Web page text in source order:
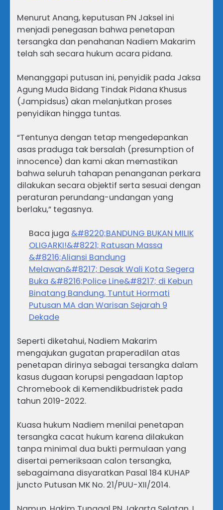
Menurut Anang, keputusan PN Jaksel ini
menjadi penegasan bahwa penetapan
tersangka dan penahanan Nadiem Makarim
telah sah secara hukum acara pidana.
Menanggapi putusan ini, penyidik pada Jaksa
Agung Muda Bidang Tindak Pidana Khusus
(Jampidsus) akan melanjutkan proses
penyidikan hingga tuntas.
“Tentunya dengan tetap mengedepankan
asas praduga tak bersalah (presumption of
innocence) dan kami akan memastikan
bahwa seluruh tahapan penanganan perkara
dilakukan secara objektif serta sesuai dengan
peraturan perundang-undangan yang
berlaku,” tegasnya.
Baca juga &#8220;BANDUNG BUKAN MILIK
OLIGARKI!&#8221; Ratusan Massa
&#8216;Aliansi Bandung
Melawan&#8217; Desak Wali Kota Segera
Buka &#8216;Police Line&#8217; di Kebun
Binatang Bandung, Tuntut Hormati
Putusan MA dan Warisan Sejarah 9
Dekade
Seperti diketahui, Nadiem Makarim
mengajukan gugatan praperadilan atas
penetapan dirinya sebagai tersangka dalam
kasus dugaan korupsi pengadaan laptop
Chromebook di Kemendikbudristek pada
tahun 2019-2022.
Kuasa hukum Nadiem menilai penetapan
tersangka cacat hukum karena dilakukan
tanpa minimal dua bukti permulaan yang
disertai pemeriksaan calon tersangka,
sebagaimana disyaratkan Pasal 184 KUHAP
juncto Putusan MK No. 21/PUU-XII/2014.